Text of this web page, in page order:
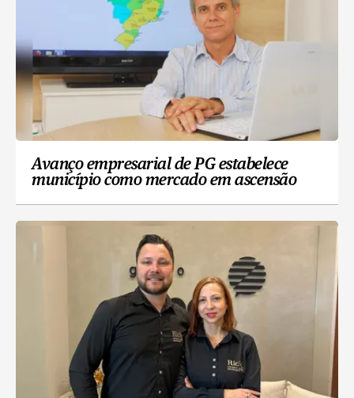
Avanço empresarial de PG estabelece
município como mercado em ascensão